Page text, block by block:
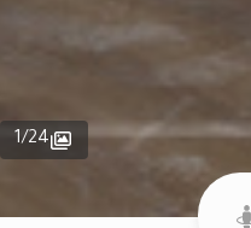
1/24